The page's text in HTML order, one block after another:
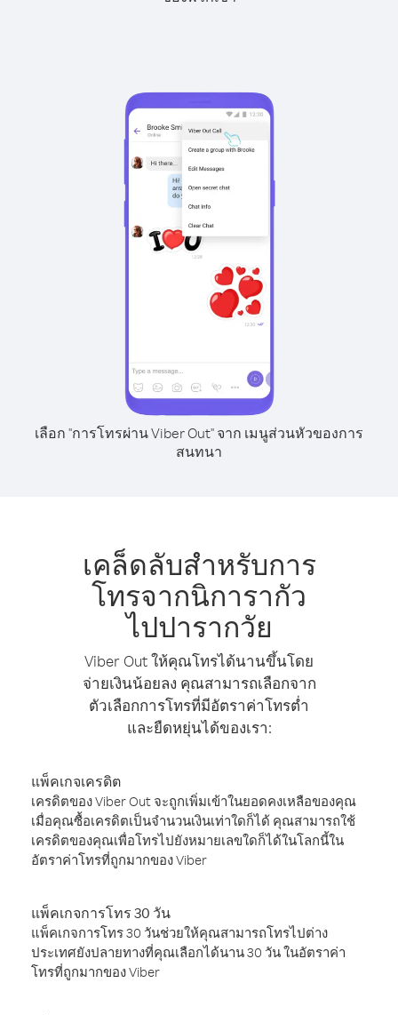
เลือก "การโทรผ่าน Viber Out" จาก เมนูส่วนหัวของการ
สนทนา
เคล็ดลับสำหรับการ
โทรจากนิการากัว
ไปปารากวัย
Viber Out ให้คุณโทรได้นานขึ้นโดย
จ่ายเงินน้อยลง คุณสามารถเลือกจาก
ตัวเลือกการโทรที่มีอัตราค่าโทรต่ำ
และยืดหยุ่นได้ของเรา:
แพ็คเกจเครดิต
เครดิตของ Viber Out จะถูกเพิ่มเข้าในยอดคงเหลือของคุณ
เมื่อคุณซื้อเครดิตเป็นจำนวนเงินเท่าใดก็ได้ คุณสามารถใช้
เครดิตของคุณเพื่อโทรไปยังหมายเลขใดก็ได้ในโลกนี้ใน
อัตราค่าโทรที่ถูกมากของ Viber
แพ็คเกจการโทร 30 วัน
แพ็คเกจการโทร 30 วันช่วยให้คุณสามารถโทรไปต่าง
ประเทศยังปลายทางที่คุณเลือกได้นาน 30 วัน ในอัตราค่า
โทรที่ถูกมากของ Viber